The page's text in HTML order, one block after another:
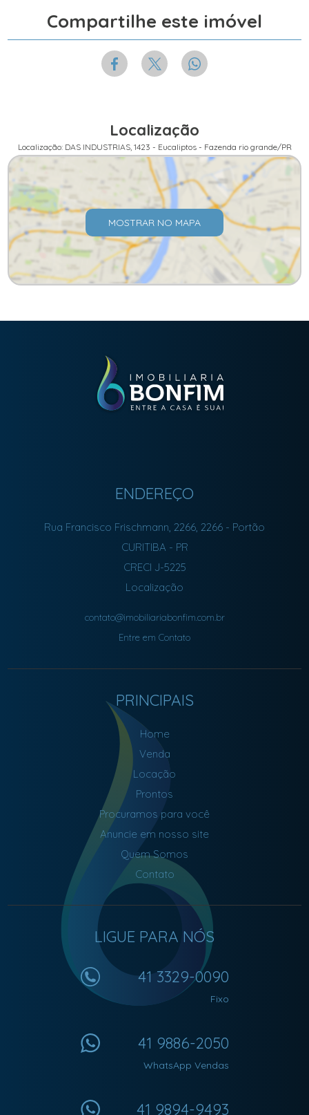
Compartilhe este imóvel
Localização
Localização: DAS INDUSTRIAS, 1423 - Eucaliptos - Fazenda rio grande/PR
MOSTRAR NO MAPA
ENDEREÇO
Rua Francisco Frischmann, 2266, 2266 - Portão
CURITIBA - PR
CRECI J-5225
Localização
contato@imobiliariabonfim.com.br
Entre em Contato
PRINCIPAIS
Home
Venda
Locação
Prontos
Procuramos para você
Anuncie em nosso site
Quem Somos
Contato
LIGUE PARA NÓS
41 3329-0090
Fixo
41 9886-2050
WhatsApp Vendas
41 9894-9493